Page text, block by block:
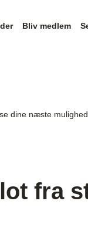
Bliv medlem
dine næste
fra